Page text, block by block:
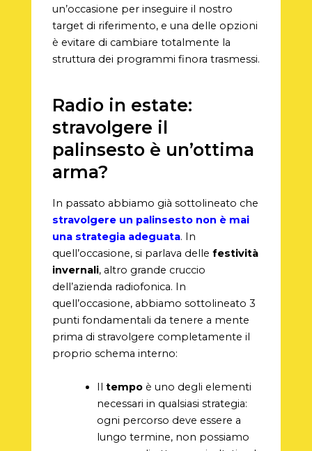
un’occasione per inseguire il nostro
target di riferimento, e una delle opzioni
è evitare di cambiare totalmente la
struttura dei programmi finora trasmessi.
Radio in estate:
stravolgere il
palinsesto è un’ottima
arma?
In passato abbiamo già sottolineato che
stravolgere un palinsesto non è mai
una strategia adeguata. In
quell’occasione, si parlava delle festività
invernali, altro grande cruccio
dell’azienda radiofonica. In
quell’occasione, abbiamo sottolineato 3
punti fondamentali da tenere a mente
prima di stravolgere completamente il
proprio schema interno:
Il tempoè uno degli elementi
necessari in qualsiasi strategia:
ogni percorso deve essere a
lungo termine, non possiamo